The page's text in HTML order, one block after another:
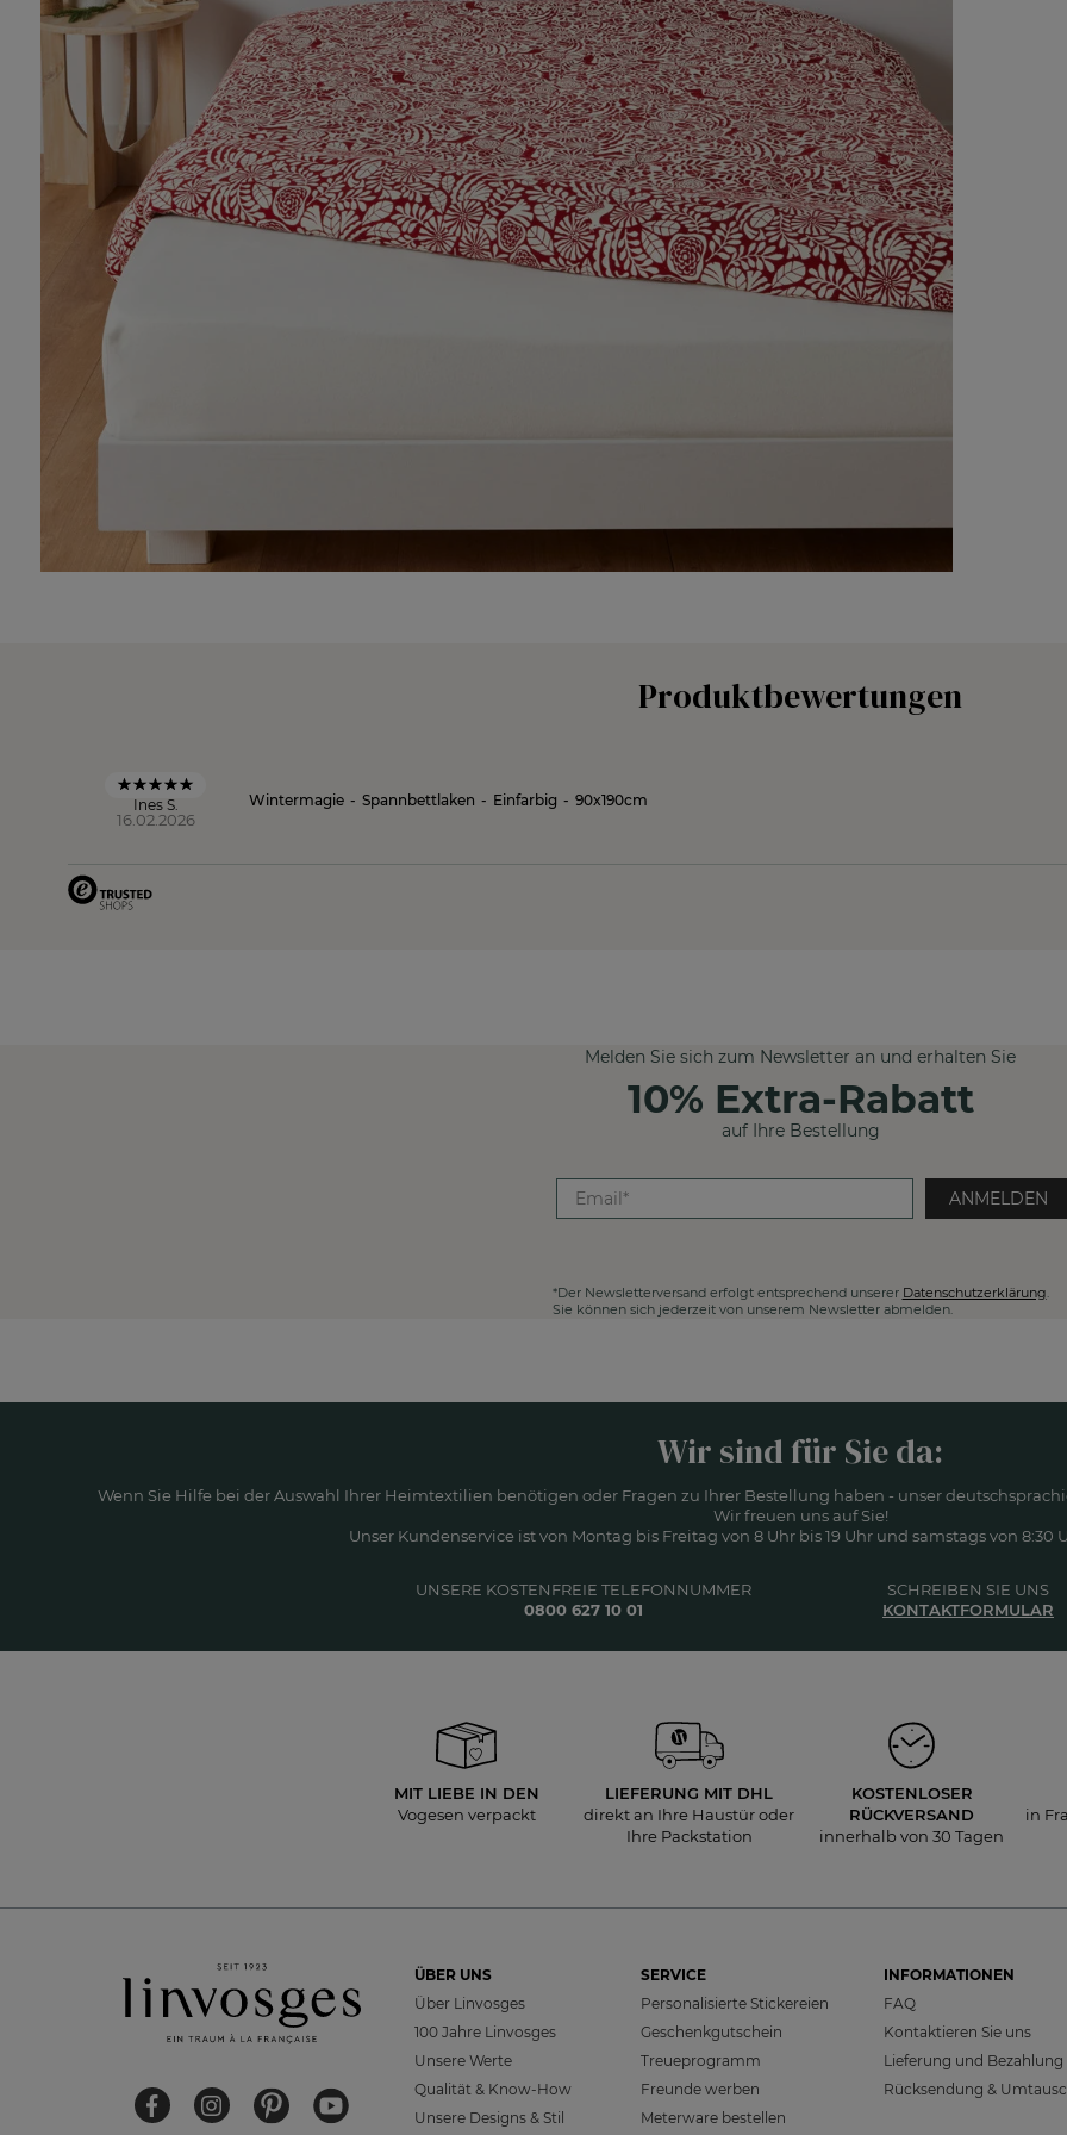
Produktbewertungen
Ines S.
16.02.2026
Wintermagie - Spannbettlaken - Einfarbig - 90x190cm
Melden Sie sich zum Newsletter an und erhalten Sie
10% Extra-Rabatt
auf Ihre Bestellung
ANMELDEN
*Der Newsletterversand erfolgt entsprechend unserer Datenschutzerklärung.
Sie können sich jederzeit von unserem Newsletter abmelden.
Wir sind für Sie da:
Wenn Sie Hilfe bei der Auswahl Ihrer Heimtextilien benötigen oder Fragen zu Ihrer Bestellung haben - unser
Wir freuen uns auf Sie!
Unser Kundenservice ist von Montag bis Freitag von 8 Uhr bis 19 Uhr und samstags von 8:30
UNSERE KOSTENFREIE TELEFONNUMMER
0800 627 10 01
SCHREIBEN SIE UNS
KONTAKTFORMULAR
MIT LIEBE IN DEN
Vogesen verpackt
LIEFERUNG MIT DHL
direkt an Ihre Haustür oder
Ihre Packstation
KOSTENLOSER
RÜCKVERSAND
innerhalb von 30 Tagen
in
ÜBER UNS
Über Linvosges
100 Jahre Linvosges
Unsere Werte
Qualität & Know-How
Unsere Designs & Stil
SERVICE
Personalisierte Stickereien
Geschenkgutschein
Treueprogramm
Freunde werben
Meterware bestellen
INFORMATIONEN
FAQ
Kontaktieren Sie uns
Lieferung und Bezahlung
Rücksendung &